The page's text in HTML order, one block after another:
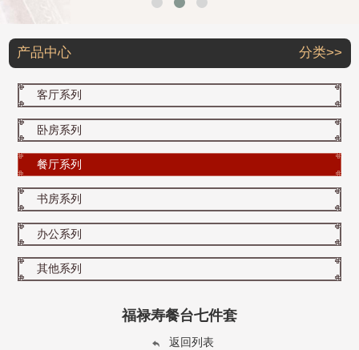
产品中心 分类>>
客厅系列
卧房系列
餐厅系列
书房系列
办公系列
其他系列
福禄寿餐台七件套
返回列表